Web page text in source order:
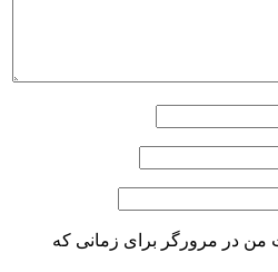
من در مرورگر برای زمانی که